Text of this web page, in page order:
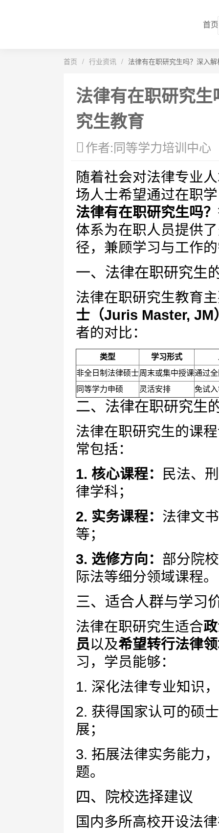
首页
首页 / 行业资讯 / 法律有在职研究生吗？深入
法律有在职研究
究生教育
作者:同等学力培训中心
随着社会对法律专业
场人士希望通过在职
法律有在职研究生吗？
体系为在职人员提供
径，兼顾学习与工作
一、法律在职研究生
法律在职研究生教育
士（Juris Master, JM
者的对比：
类型 学习形式
非全日制法律硕士周末或集中授课通过
同等学力申硕
灵活安排 免试
二、法律在职研究生
法律在职研究生的课
常包括：
1. 核心课程：
民法、
律学科；
2. 实务课程： 法律文
等；
3. 选修方向： 部分院
际法等细分领域课程。
三、适合人群与学习
法律在职研究生适合
员以及希望转行法律
习，学员能够：
1. 深化法律专业知识
2. 获得国家认可的硕
展；
3. 拓展法律实务能力
题。
四、院校选择建议
国内多所高校开设法